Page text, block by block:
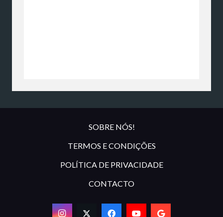
SOBRE NÓS!
TERMOS E CONDIÇÕES
POLÍTICA DE PRIVACIDADE
CONTACTO